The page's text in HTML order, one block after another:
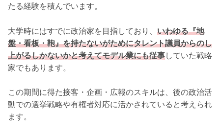
たる経験を積んでいます。
大学時にはすでに政治家を目指しており、 いわゆる『地
盤・看板・鞄』を持たないがためにタレント議員からのし
上がるしかないかと考えてモデル業にも従事していた戦略
家でもあります。
この期間に得た接客・企画・広報のスキルは、後の政治活
動での選挙戦略や有権者対応に活かされていると考えられ
ます。